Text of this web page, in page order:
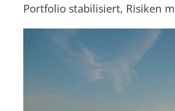
Portfolio stabilisiert, Risiken